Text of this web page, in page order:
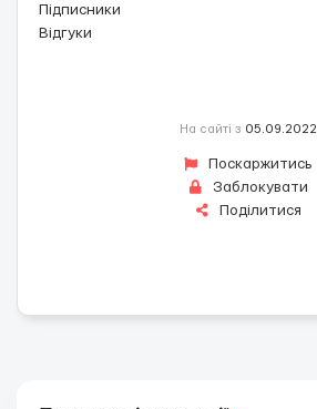
Підписники
Відгуки
На сайті з 05.09.2022
Поскаржитись
Заблокувати
Поділитися